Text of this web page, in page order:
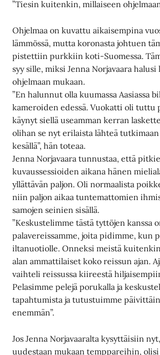
”Tiesin kuitenkin, millaiseen
Ohjelmaa on kuvattu aikaisempina
lämmössä, mutta koronasta johtuen
pistettiin purkkiin koti-Suomessa.
syy sille, miksi Jenna Norjavaara halusi
ohjelmaan mukaan.
”En halunnut olla kuumassa Aasiassa
kameroiden edessä. Vuokatti oli tuttu
käynyt siellä useamman kerran
olihan se nyt erilaista lähteä
kesällä”, hän toteaa.
Jenna Norjavaara tunnustaa, että
kuvaussessioiden aikana hänen
yllättävän paljon. Oli normaalista
niin paljon aikaa tuntemattomien
samojen seinien sisällä.
”Keskustelimme tästä tyttöjen kanssa
palavereissamme, joita pidimme, kun
iltanuotiolle. Onneksi meistä
alan ammattilaiset koko reissun ajan.
vaihteli reissussa kiireestä
Pelasimme pelejä porukalla ja
tapahtumista ja tutustuimme
enemmän”.
Jos Jenna Norjavaaralta kysyttäisiin
uudestaan mukaan temppareihin, olisi